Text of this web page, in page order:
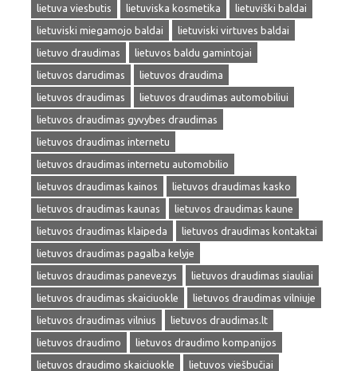
lietuva viesbutis
lietuviska kosmetika
lietuviški baldai
lietuviski miegamojo baldai
lietuviski virtuves baldai
lietuvo draudimas
lietuvos baldu gamintojai
lietuvos darudimas
lietuvos draudima
lietuvos draudimas
lietuvos draudimas automobiliui
lietuvos draudimas gyvybes draudimas
lietuvos draudimas internetu
lietuvos draudimas internetu automobilio
lietuvos draudimas kainos
lietuvos draudimas kasko
lietuvos draudimas kaunas
lietuvos draudimas kaune
lietuvos draudimas klaipeda
lietuvos draudimas kontaktai
lietuvos draudimas pagalba kelyje
lietuvos draudimas panevezys
lietuvos draudimas siauliai
lietuvos draudimas skaiciuokle
lietuvos draudimas vilniuje
lietuvos draudimas vilnius
lietuvos draudimas.lt
lietuvos draudimo
lietuvos draudimo kompanijos
lietuvos draudimo skaiciuokle
lietuvos viešbučiai